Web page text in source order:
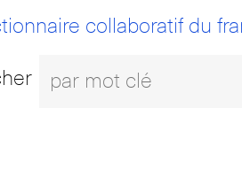
collaboratif du